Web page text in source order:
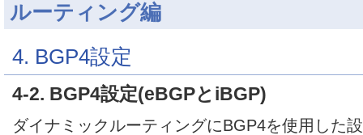
ルーティング編
4. BGP4設定
4-2. BGP4設定(eBGPとiBGP)
ダイナミックルーティングにBGP4を使用した